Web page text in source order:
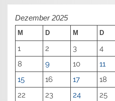
Dezember 2025
M D M D
1 2 3 4
8
9 10 11
15
16 17 18
22
23 24 25